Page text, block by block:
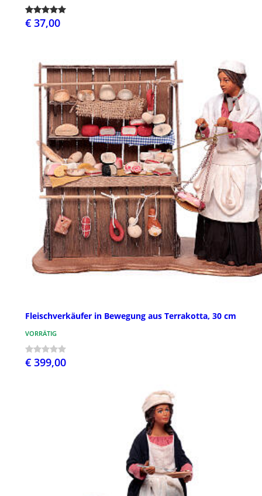
€ 37,00
Fleischverkäufer in Bewegung aus Terrakotta, 30 cm
VORRÄTIG
€ 399,00